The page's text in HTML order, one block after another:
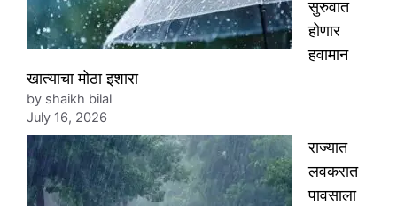
सुरुवात
होणार
हवामान
खात्याचा मोठा इशारा
by shaikh bilal
July 16, 2026
राज्यात
लवकरात
पावसाला